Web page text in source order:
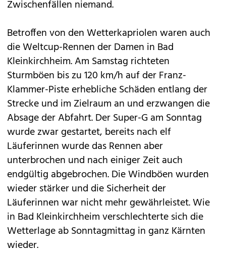
Zwischenfällen niemand.
Betroffen von den Wetterkapriolen waren auch
die Weltcup-Rennen der Damen in Bad
Kleinkirchheim. Am Samstag richteten
Sturmböen bis zu 120 km/h auf der Franz-
Klammer-Piste erhebliche Schäden entlang der
Strecke und im Zielraum an und erzwangen die
Absage der Abfahrt. Der Super-G am Sonntag
wurde zwar gestartet, bereits nach elf
Läuferinnen wurde das Rennen aber
unterbrochen und nach einiger Zeit auch
endgültig abgebrochen. Die Windböen wurden
wieder stärker und die Sicherheit der
Läuferinnen war nicht mehr gewährleistet. Wie
in Bad Kleinkirchheim verschlechterte sich die
Wetterlage ab Sonntagmittag in ganz Kärnten
wieder.